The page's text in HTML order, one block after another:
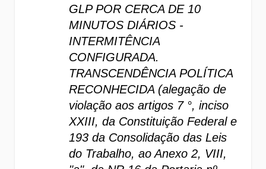
GLP POR CERCA DE 10
MINUTOS DIÁRIOS -
INTERMITÊNCIA
CONFIGURADA.
TRANSCENDÊNCIA POLÍTICA
RECONHECIDA (alegação de
violação aos artigos 7 °, inciso
XXIII, da Constituição Federal e
193 da Consolidação das Leis
do Trabalho, ao Anexo 2, VIII,